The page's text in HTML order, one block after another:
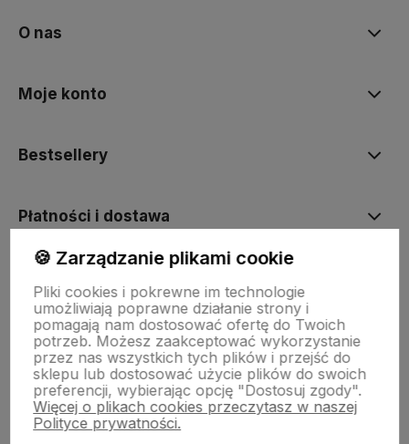
O nas
Moje konto
Bestsellery
Płatności i dostawa
Pomoc
🍪 Zarządzanie plikami cookie
Pliki cookies i pokrewne im technologie
umożliwiają poprawne działanie strony i
pomagają nam dostosować ofertę do Twoich
potrzeb. Możesz zaakceptować wykorzystanie
przez nas wszystkich tych plików i przejść do
sklepu lub dostosować użycie plików do swoich
preferencji, wybierając opcję "Dostosuj zgody".
Więcej o plikach cookies przeczytasz w naszej
Polityce prywatności.